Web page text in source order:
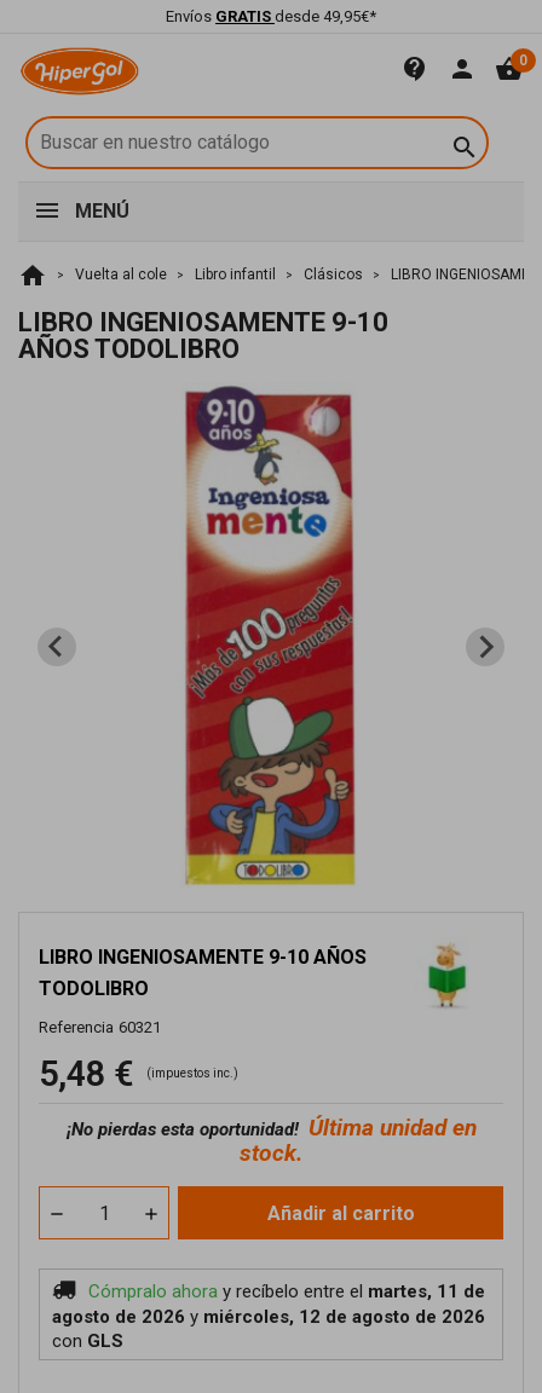
Envíos GRATIS desde 49,95€*
contact_support person shopping_basket0

MENÚ
home Vuelta al cole Libro infantil Clásicos LIBRO
LIBRO INGENIOSAMENTE 9-10
AÑOS TODOLIBRO
LIBRO INGENIOSAMENTE 9-10 AÑOS
TODOLIBRO
Referencia 60321
5,48 € (impuestos inc.)
¡No pierdas esta oportunidad! Última unidad en
stock.
Añadir al carrito
Cómpralo ahora y recíbelo entre el martes, 11 de
agosto de 2026 y miércoles, 12 de agosto de 2026
con GLS